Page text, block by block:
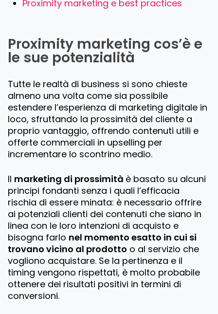
Proximity marketing e best practices
Proximity marketing cos’è e
le sue potenzialità
Tutte le realtà di business si sono chieste
almeno una volta come sia possibile
estendere l’esperienza di marketing digitale in
loco, sfruttando la prossimità del cliente a
proprio vantaggio, offrendo contenuti utili e
offerte commerciali in upselling per
incrementare lo scontrino medio.
Il marketing di prossimità è basato su alcuni
principi fondanti senza i quali l’efficacia
rischia di essere minata: è necessario offrire
ai potenziali clienti dei contenuti che siano in
linea con le loro intenzioni di acquisto e
bisogna farlo nel momento esatto in cui si
trovano vicino al prodotto o al servizio che
vogliono acquistare. Se la pertinenza e il
timing vengono rispettati, è molto probabile
ottenere dei risultati positivi in termini di
conversioni.